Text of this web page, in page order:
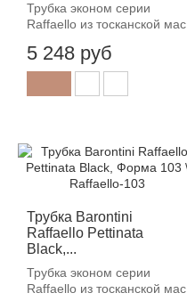
Трубка эконом серии
Raffaello из тосканской мас
5 248 руб
Трубка Barontini
Raffaello Pettinata
Black,...
Трубка эконом серии
Raffaello из тосканской мас